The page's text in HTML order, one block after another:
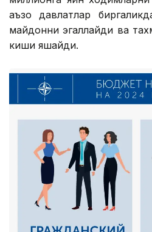
аъзо давлатлар
майдонни эгаллайди ва
киши яшайди.